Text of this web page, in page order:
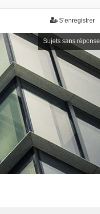
S’enregistrer
Sujets sans réponse